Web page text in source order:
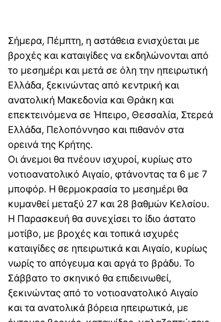
Σήμερα, Πέμπτη, η αστάθεια ενισχύεται με
βροχές και καταιγίδες να εκδηλώνονται από
το μεσημέρι και μετά σε όλη την ηπειρωτική
Ελλάδα, ξεκινώντας από κεντρική και
ανατολική Μακεδονία και Θράκη και
επεκτεινόμενα σε Ήπειρο, Θεσσαλία, Στερεά
Ελλάδα, Πελοπόννησο και πιθανόν στα
ορεινά της Κρήτης.
Οι άνεμοι θα πνέουν ισχυροί, κυρίως στο
νοτιοανατολικό Αιγαίο, φτάνοντας τα 6 με 7
μποφόρ. Η θερμοκρασία το μεσημέρι θα
κυμανθεί μεταξύ 27 και 28 βαθμών Κελσίου.
Η Παρασκευή θα συνεχίσει το ίδιο άστατο
μοτίβο, με βροχές και τοπικά ισχυρές
καταιγίδες σε ηπειρωτικά και Αιγαίο, κυρίως
νωρίς το απόγευμα και αργά το βράδυ. Το
Σάββατο το σκηνικό θα επιδεινωθεί,
ξεκινώντας από το νοτιοανατολικό Αιγαίο
και τα ανατολικά βόρεια ηπειρωτικά, με